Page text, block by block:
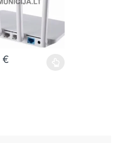
pagemay be chosen on the product
€
has multiple variants. The